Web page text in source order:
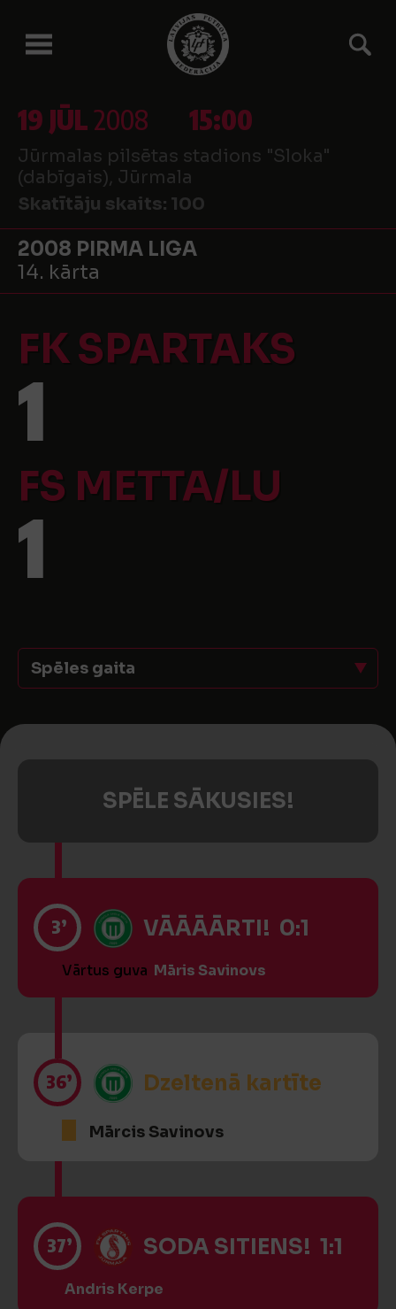
19 JŪL2008 15:00
Jūrmalas pilsētas stadions "Sloka"
(dabīgais), Jūrmala
Skatītāju skaits: 100
2008 PIRMA LIGA
14. kārta
FK SPARTAKS
1
FS METTA/LU
1
Spēles gaita
SPĒLE SĀKUSIES!
3’ VĀĀĀĀRTI! 0:1
Vārtus guva Māris Savinovs
36’ Dzeltenā kartīte
Mārcis Savinovs
37’ SODA SITIENS! 1:1
Andris Kerpe